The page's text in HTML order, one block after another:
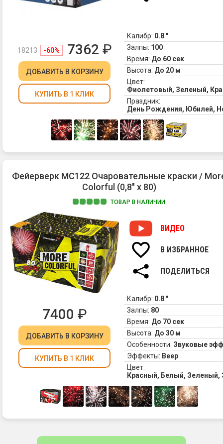
18213 -60% 7362 ₽
ДОБАВИТЬ В КОРЗИНУ
КУПИТЬ В 1 КЛИК
Калибр: 0.8 "
Залпы: 100
Время: До 60 сек
Высота: До 20 м
Цвет:
Фиолетовый, Зеленый,
Праздник:
День Рождения, Юбилей,
Фейерверк MC122 Очаровательные краски /
Colorful (0,8" х 80)
ТОВАР В НАЛИЧИИ
ВИДЕО
В ИЗБРАННОЕ
ПОДЕЛИТЬСЯ
7400 ₽
ДОБАВИТЬ В КОРЗИНУ
КУПИТЬ В 1 КЛИК
Калибр: 0.8 "
Залпы: 80
Время: До 70 сек
Высота: До 30 м
Особенности: Звуковые
Эффекты: Веер
Цвет:
Красный, Белый,